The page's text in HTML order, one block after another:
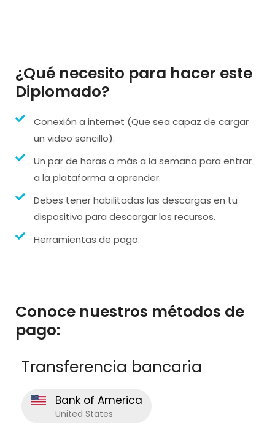
¿Qué necesito para hacer este
Diplomado?
Conexión a internet (Que sea capaz de cargar
un video sencillo).
Un par de horas o más a la semana para entrar
a la plataforma a aprender.
Debes tener habilitadas las descargas en tu
dispositivo para descargar los recursos.
Herramientas de pago.
Conoce nuestros métodos de
pago:
Transferencia bancaria
Bank of America
United States